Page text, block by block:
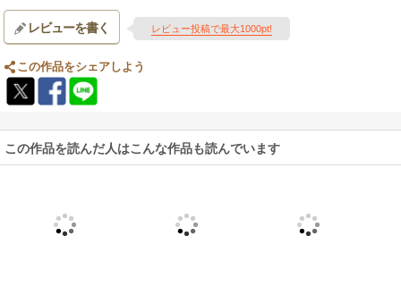
レビューを書く レビュー投稿で最大1000pt!
この作品をシェアしよう
この作品を読んだ人はこんな作品も読んでいます